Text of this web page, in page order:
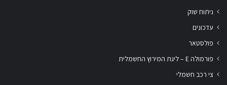
ניתוח שוק
עדכונים
פולסטאר
פורמולה E – ליגת המירוץ החשמלית
צי רכב חשמלי